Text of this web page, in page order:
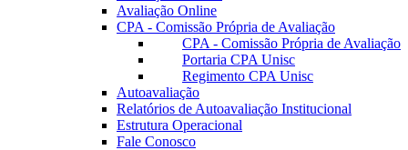
Avaliação Online
CPA - Comissão Própria de Avaliação
CPA - Comissão Própria de Avaliação
Portaria CPA Unisc
Regimento CPA Unisc
Autoavaliação
Relatórios de Autoavaliação Institucional
Estrutura Operacional
Fale Conosco